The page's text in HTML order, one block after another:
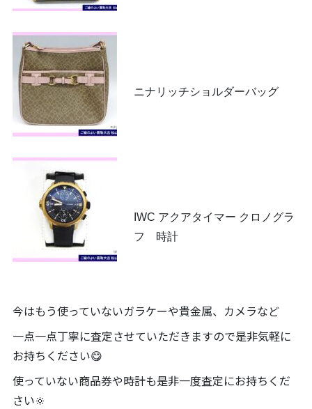
ニナリッチショルダーバッグ
IWC アクアタイマー クロノグラ
フ 時計
今はもう使っていないガラケーや貴金属、カメラなど
一点一点丁寧に査定させていただきますので是非気軽に
お持ちください😋
使っていない商品券や時計も是非一度査定にお持ちくだ
さい🔆